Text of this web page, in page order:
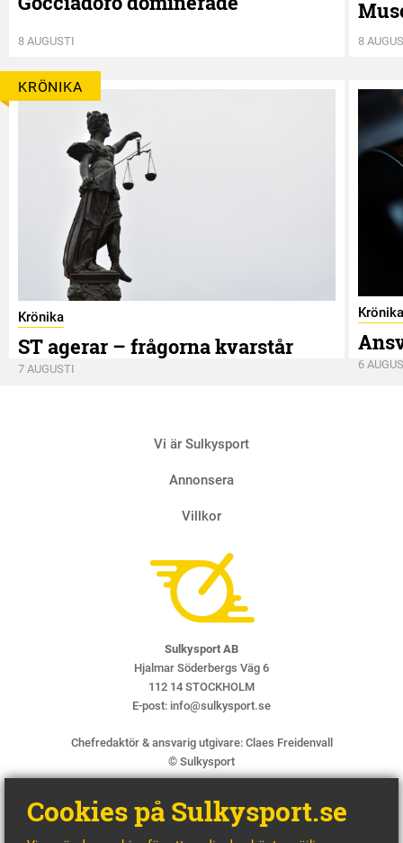
8 AUGUSTI 8
KRÖNIKA
Krönika
ST agerar – frågorna kvarstår
7 AUGUSTI
Krönika
6
Vi är Sulkysport
Annonsera
Villkor
Sulkysport AB
Hjalmar Söderbergs Väg 6
112 14 STOCKHOLM
E-post: info@sulkysport.se
Chefredaktör & ansvarig utgivare: Claes Freidenvall
© Sulkysport
Cookies på Sulkysport.se